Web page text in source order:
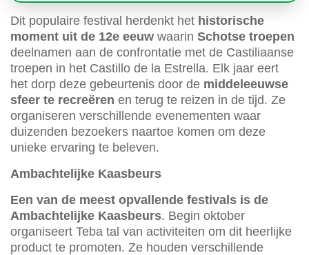
Dit populaire festival herdenkt het historische
moment uit de 12e eeuw waarin Schotse troepen
deelnamen aan de confrontatie met de Castiliaanse
troepen in het Castillo de la Estrella. Elk jaar eert
het dorp deze gebeurtenis door de middeleeuwse
sfeer te recreëren en terug te reizen in de tijd. Ze
organiseren verschillende evenementen waar
duizenden bezoekers naartoe komen om deze
unieke ervaring te beleven.
Ambachtelijke Kaasbeurs
Een van de meest opvallende festivals is de
Ambachtelijke Kaasbeurs. Begin oktober
organiseert Teba tal van activiteiten om dit heerlijke
product te promoten. Ze houden verschillende